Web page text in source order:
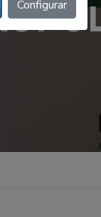
Configurar